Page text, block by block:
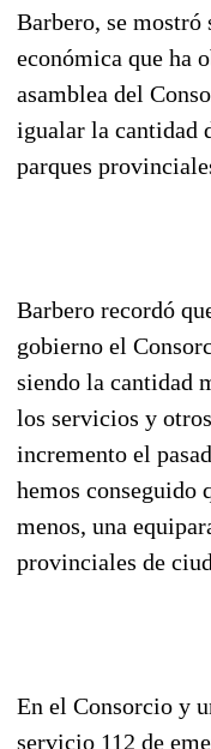
Barbero, se mostró
económica que ha
asamblea del
igualar la cantidad
parques
Barbero recordó
gobierno el
siendo la cantidad
los servicios y
incremento el
hemos conseguido
menos, una
provinciales de
En el Consorcio y
servicio 112 de